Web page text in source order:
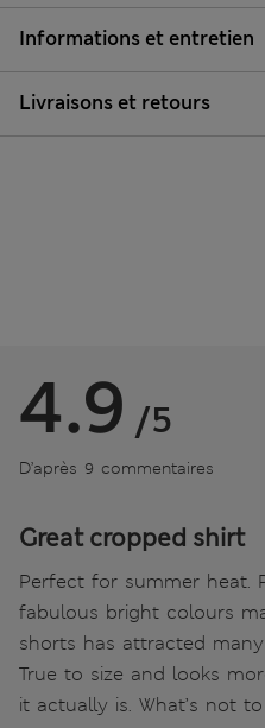
Informations et entretien
Livraisons et retours
4.9 /5
D’après 9 commentaires
Great cropped shirt
Perfect for summer heat.
fabulous bright colours
shorts has attracted
True to size and looks
it actually is. What’s not to